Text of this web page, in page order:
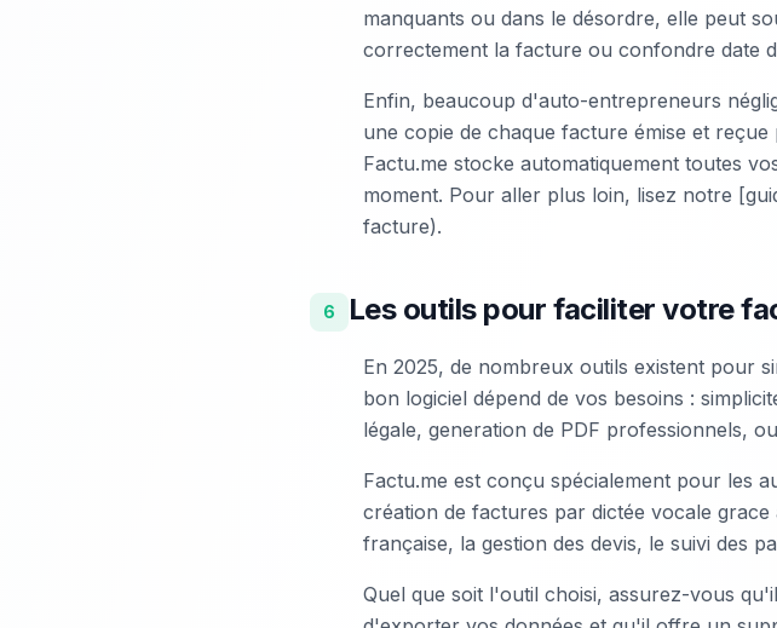
manquants ou dans le désordre, elle peut
correctement la facture ou confondre date
Enfin, beaucoup d'auto-entrepreneurs
une copie de chaque facture émise et
Factu.me stocke automatiquement toutes
moment. Pour aller plus loin, lisez notre
facture).
6 Les outils pour faciliter votre
En 2025, de nombreux outils existent pour
bon logiciel dépend de vos besoins :
légale, generation de PDF professionnels,
Factu.me est conçu spécialement pour les
création de factures par dictée vocale
française, la gestion des devis, le suivi des
Quel que soit l'outil choisi, assurez-vous